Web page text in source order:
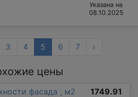
Указана на
08.10.2025
3 4 5 6 7 ›
цены
фасада , м2 1749.91